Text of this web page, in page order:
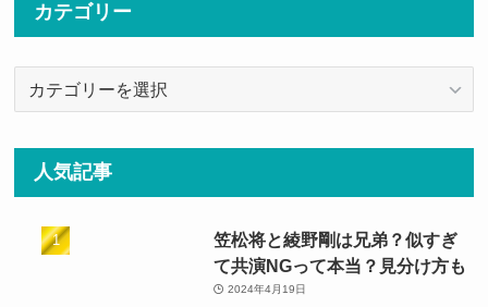
カテゴリー
人気記事
笠松将と綾野剛は兄弟？似すぎ
て共演NGって本当？見分け方も
2024年4月19日